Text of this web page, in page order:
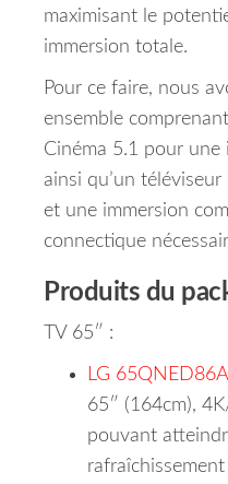
maximisant le
immersion totale.
Pour ce faire, nous
ensemble
Cinéma 5.1 pour une
ainsi qu’un
et une immersion
connectique
Produits du
TV 65″ :
LG
65″ (164cm),
pouvant